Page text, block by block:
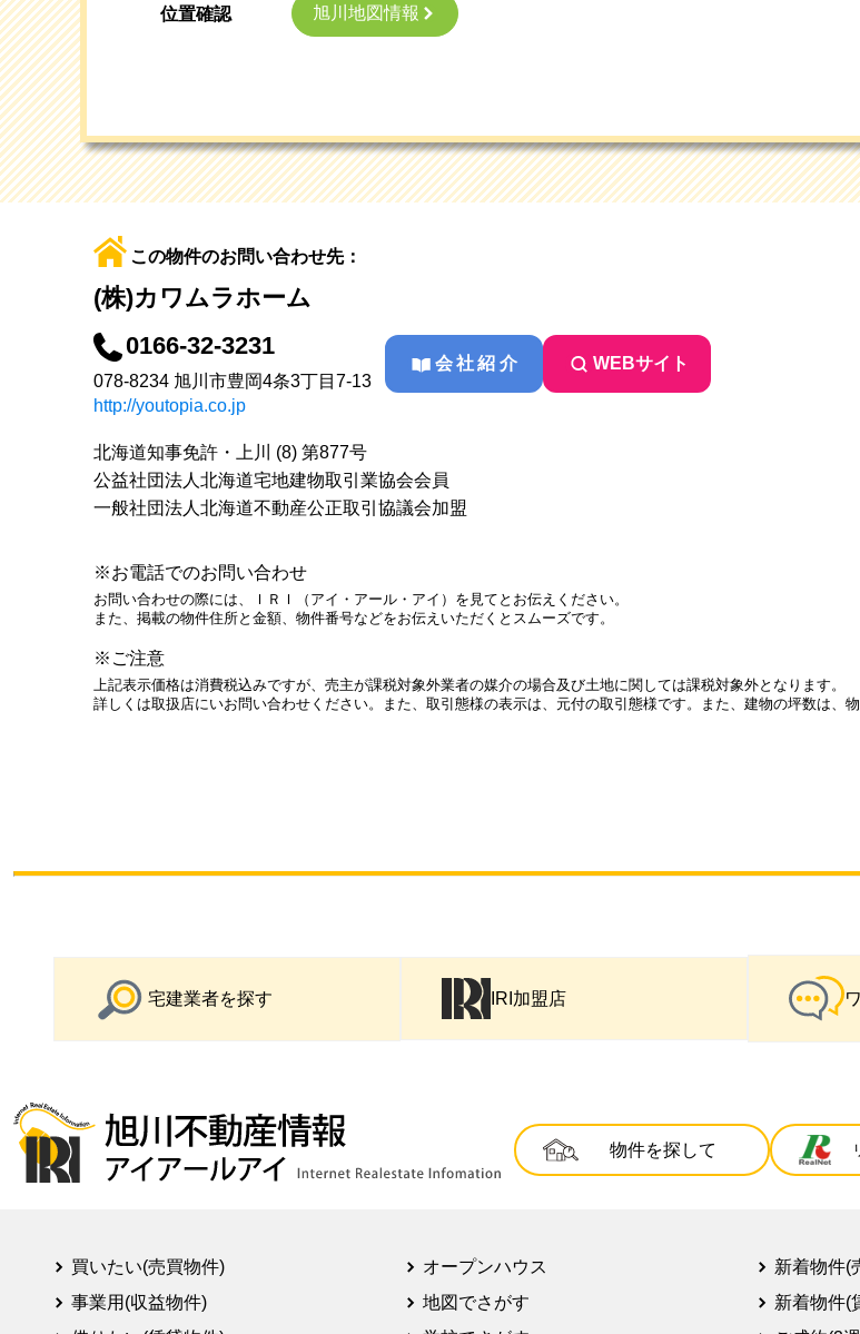
位置確認 旭川地図情報
この物件のお問い合わせ先：
(株)カワムラホーム
0166-32-3231
078-8234 旭川市豊岡4条3丁目7-13
http://youtopia.co.jp
会社紹介 WEBサイト
北海道知事免許・上川 (8) 第877号
公益社団法人北海道宅地建物取引業協会会員
一般社団法人北海道不動産公正取引協議会加盟
※お電話でのお問い合わせ
お問い合わせの際には、ＩＲＩ（アイ・アール・アイ）を見てとお伝えください。
また、掲載の物件住所と金額、物件番号などをお伝えいただくとスムーズです。
※ご注意
上記表示価格は消費税込みですが、売主が課税対象外業者の媒介の場合及び土地に関しては課税対象外となります。
詳しくは取扱店にいお問い合わせください。また、取引態様の表示は、元付の取引態様です。また、建物の坪数は、
宅建業者を探す IRI加盟店
物件を探して
買いたい(売買物件)
事業用(収益物件)
オープンハウス
地図でさがす
新着物件(
新着物件(